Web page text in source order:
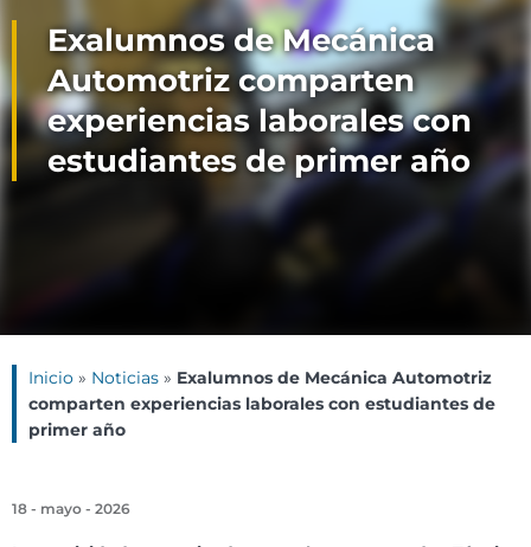
Exalumnos de Mecánica
Automotriz comparten
experiencias laborales con
estudiantes de primer año
Inicio » Noticias » Exalumnos de Mecánica Automotriz
comparten experiencias laborales con estudiantes de
primer año
18 - mayo - 2026